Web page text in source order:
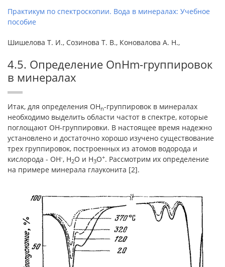
Практикум по спектроскопии. Вода в минералах: Учебное
пособие
Шишелова Т. И., Созинова Т. В., Коновалова А. Н.,
4.5. Определение ОnНm-группировок
в минералах
Итак, для определения ОНn-группировок в минералах
необходимо выделить области частот в спектре, которые
поглощают ОН-группировки. В настоящее время надежно
установлено и достаточно хорошо изучено существование
трех группировок, построенных из ато­мов водорода и
кислорода - ОН-, Н2О и Н3О+. Рассмотрим их определение
на примере минерала глауконита [2].